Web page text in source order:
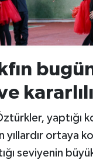
yaptığı
yıllardır ortaya
seviyenin